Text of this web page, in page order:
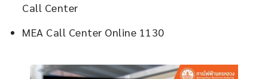
Call Center
MEA Call Center Online 1130